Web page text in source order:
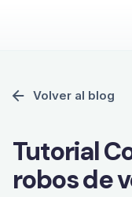
Volver al blog
Tutorial
robos de